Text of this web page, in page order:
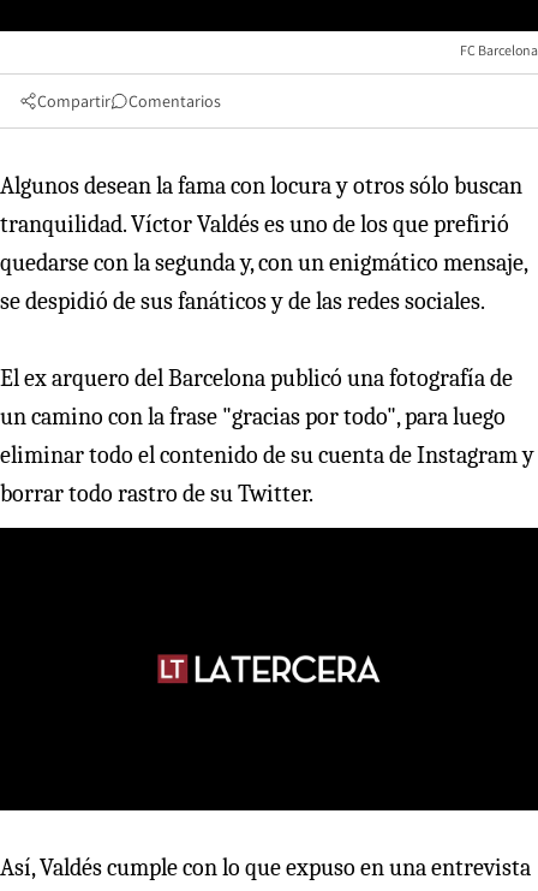
FC Barcelona
Compartir Comentarios
Algunos desean la fama con locura y otros sólo buscan
tranquilidad. Víctor Valdés es uno de los que prefirió
quedarse con la segunda y, con un enigmático mensaje,
se despidió de sus fanáticos y de las redes sociales.
El ex arquero del Barcelona publicó una fotografía de
un camino con la frase "gracias por todo", para luego
eliminar todo el contenido de su cuenta de Instagram y
borrar todo rastro de su Twitter.
Así, Valdés cumple con lo que expuso en una entrevista